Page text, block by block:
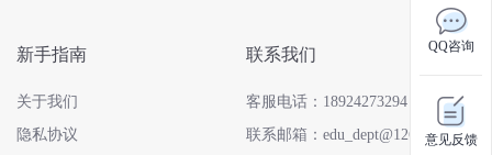
新手指南
关于我们
隐私协议
联系我们
客服电话：18924273294
联系邮箱：edu_dept@126.com
QQ咨询
意见反馈